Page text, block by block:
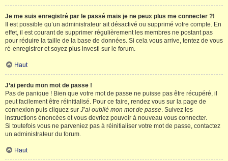
Je me suis enregistré par le passé mais je ne peux plus me connecter ?!
Il est possible qu’un administrateur ait désactivé ou supprimé votre compte. En
effet, il est courant de supprimer régulièrement les membres ne postant pas
pour réduire la taille de la base de données. Si cela vous arrive, tentez de vous
ré-enregistrer et soyez plus investi sur le forum.
Haut
J’ai perdu mon mot de passe !
Pas de panique ! Bien que votre mot de passe ne puisse pas être récupéré, il
peut facilement être réinitialisé. Pour ce faire, rendez vous sur la page de
connexion puis cliquez sur J’ai oublié mon mot de passe. Suivez les
instructions énoncées et vous devriez pouvoir à nouveau vous connecter.
Si toutefois vous ne parveniez pas à réinitialiser votre mot de passe, contactez
un administrateur du forum.
Haut